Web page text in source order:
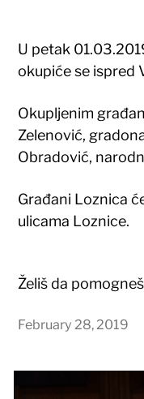
U petak
okupiće se ispred
Okupljenim
Zelenović,
Obradović,
Građani Loznica
ulicama Loznice.
Želiš da
February 28, 2019